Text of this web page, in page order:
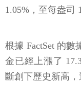
1.05%，至每盎司
根據 FactSet 的
金已經上漲了
斷創下歷史新高，